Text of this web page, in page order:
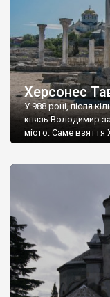
Херсонес
У 988 році, після
князь Володимир
місто. Саме
диктувати свої
Херсонесі
А потім було